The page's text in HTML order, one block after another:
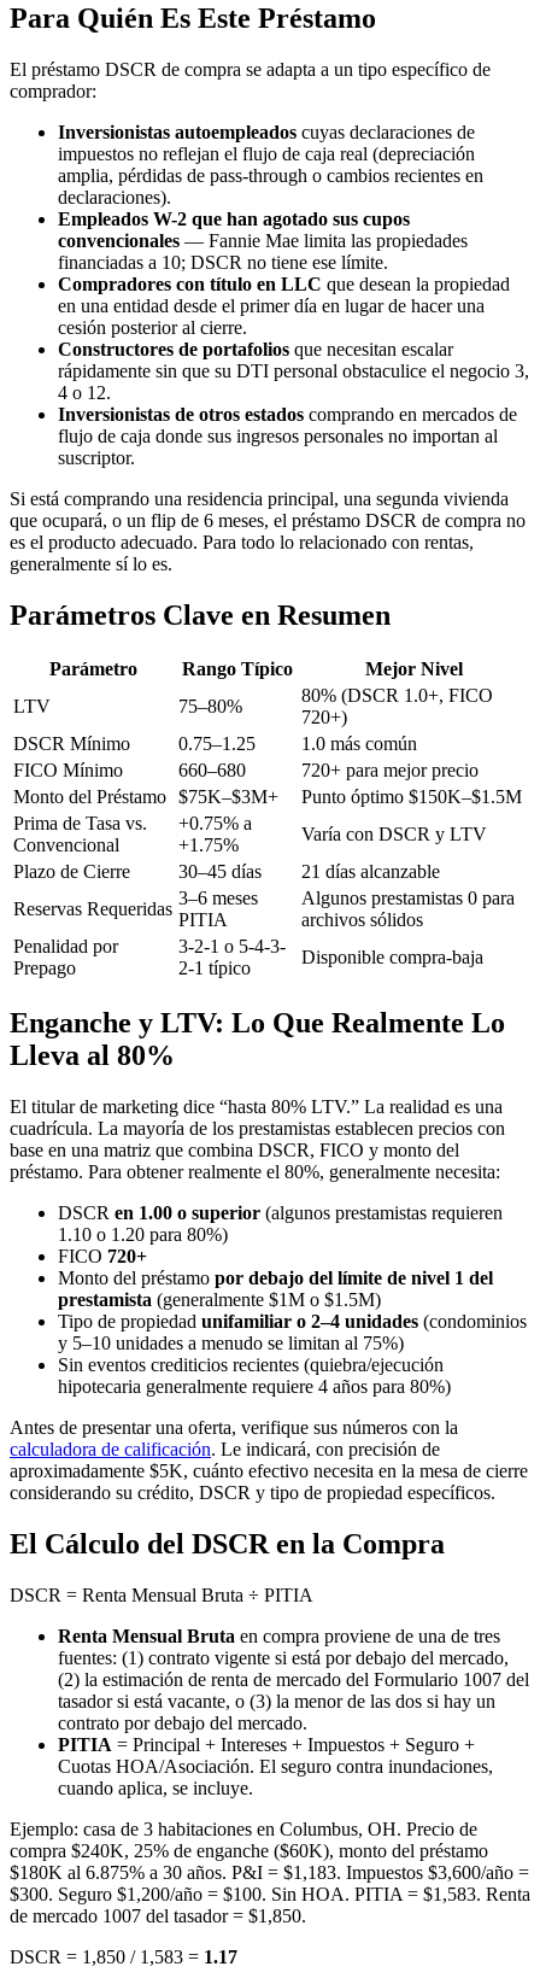
Para Quién Es Este Préstamo
El préstamo DSCR de compra se adapta a un tipo específico de
comprador:
Inversionistas autoempleados cuyas declaraciones de
impuestos no reflejan el flujo de caja real (depreciación
amplia, pérdidas de pass-through o cambios recientes en
declaraciones).
Empleados W-2 que han agotado sus cupos
convencionales — Fannie Mae limita las propiedades
financiadas a 10; DSCR no tiene ese límite.
Compradores con título en LLC que desean la propiedad
en una entidad desde el primer día en lugar de hacer una
cesión posterior al cierre.
Constructores de portafolios que necesitan escalar
rápidamente sin que su DTI personal obstaculice el negocio 3,
4 o 12.
Inversionistas de otros estados comprando en mercados de
flujo de caja donde sus ingresos personales no importan al
suscriptor.
Si está comprando una residencia principal, una segunda vivienda
que ocupará, o un flip de 6 meses, el préstamo DSCR de compra no
es el producto adecuado. Para todo lo relacionado con rentas,
generalmente sí lo es.
Parámetros Clave en Resumen
Parámetro Rango Típico
Mejor Nivel
LTV
75–80%
80% (DSCR 1.0+, FICO
720+)
DSCR Mínimo
0.75–1.25
1.0 más común
FICO Mínimo
660–680
720+ para mejor precio
Monto del Préstamo $75K–$3M+
Punto óptimo $150K–$1.5M
Prima de Tasa vs.
Convencional
+0.75% a
+1.75%
Varía con DSCR y LTV
Plazo de Cierre
30–45 días
21 días alcanzable
Reservas Requeridas
3–6 meses
PITIA
Algunos prestamistas 0 para
archivos sólidos
Penalidad por
Prepago
3-2-1 o 5-4-3-
2-1 típico
Disponible compra-baja
Enganche y LTV: Lo Que Realmente Lo
Lleva al 80%
El titular de marketing dice “hasta 80% LTV.” La realidad es una
cuadrícula. La mayoría de los prestamistas establecen precios con
base en una matriz que combina DSCR, FICO y monto del
préstamo. Para obtener realmente el 80%, generalmente necesita:
DSCR en 1.00 o superior (algunos prestamistas requieren
1.10 o 1.20 para 80%)
FICO 720+
Monto del préstamo por debajo del límite de nivel 1 del
prestamista (generalmente $1M o $1.5M)
Tipo de propiedad unifamiliar o 2–4 unidades (condominios
y 5–10 unidades a menudo se limitan al 75%)
Sin eventos crediticios recientes (quiebra/ejecución
hipotecaria generalmente requiere 4 años para 80%)
Antes de presentar una oferta, verifique sus números con la
calculadora de calificación. Le indicará, con precisión de
aproximadamente $5K, cuánto efectivo necesita en la mesa de cierre
considerando su crédito, DSCR y tipo de propiedad específicos.
El Cálculo del DSCR en la Compra
DSCR = Renta Mensual Bruta ÷ PITIA
Renta Mensual Bruta en compra proviene de una de tres
fuentes: (1) contrato vigente si está por debajo del mercado,
(2) la estimación de renta de mercado del Formulario 1007 del
tasador si está vacante, o (3) la menor de las dos si hay un
contrato por debajo del mercado.
PITIA = Principal + Intereses + Impuestos + Seguro +
Cuotas HOA/Asociación. El seguro contra inundaciones,
cuando aplica, se incluye.
Ejemplo: casa de 3 habitaciones en Columbus, OH. Precio de
compra $240K, 25% de enganche ($60K), monto del préstamo
$180K al 6.875% a 30 años. P&I = $1,183. Impuestos $3,600/año =
$300. Seguro $1,200/año = $100. Sin HOA. PITIA = $1,583. Renta
de mercado 1007 del tasador = $1,850.
DSCR = 1,850 / 1,583 = 1.17